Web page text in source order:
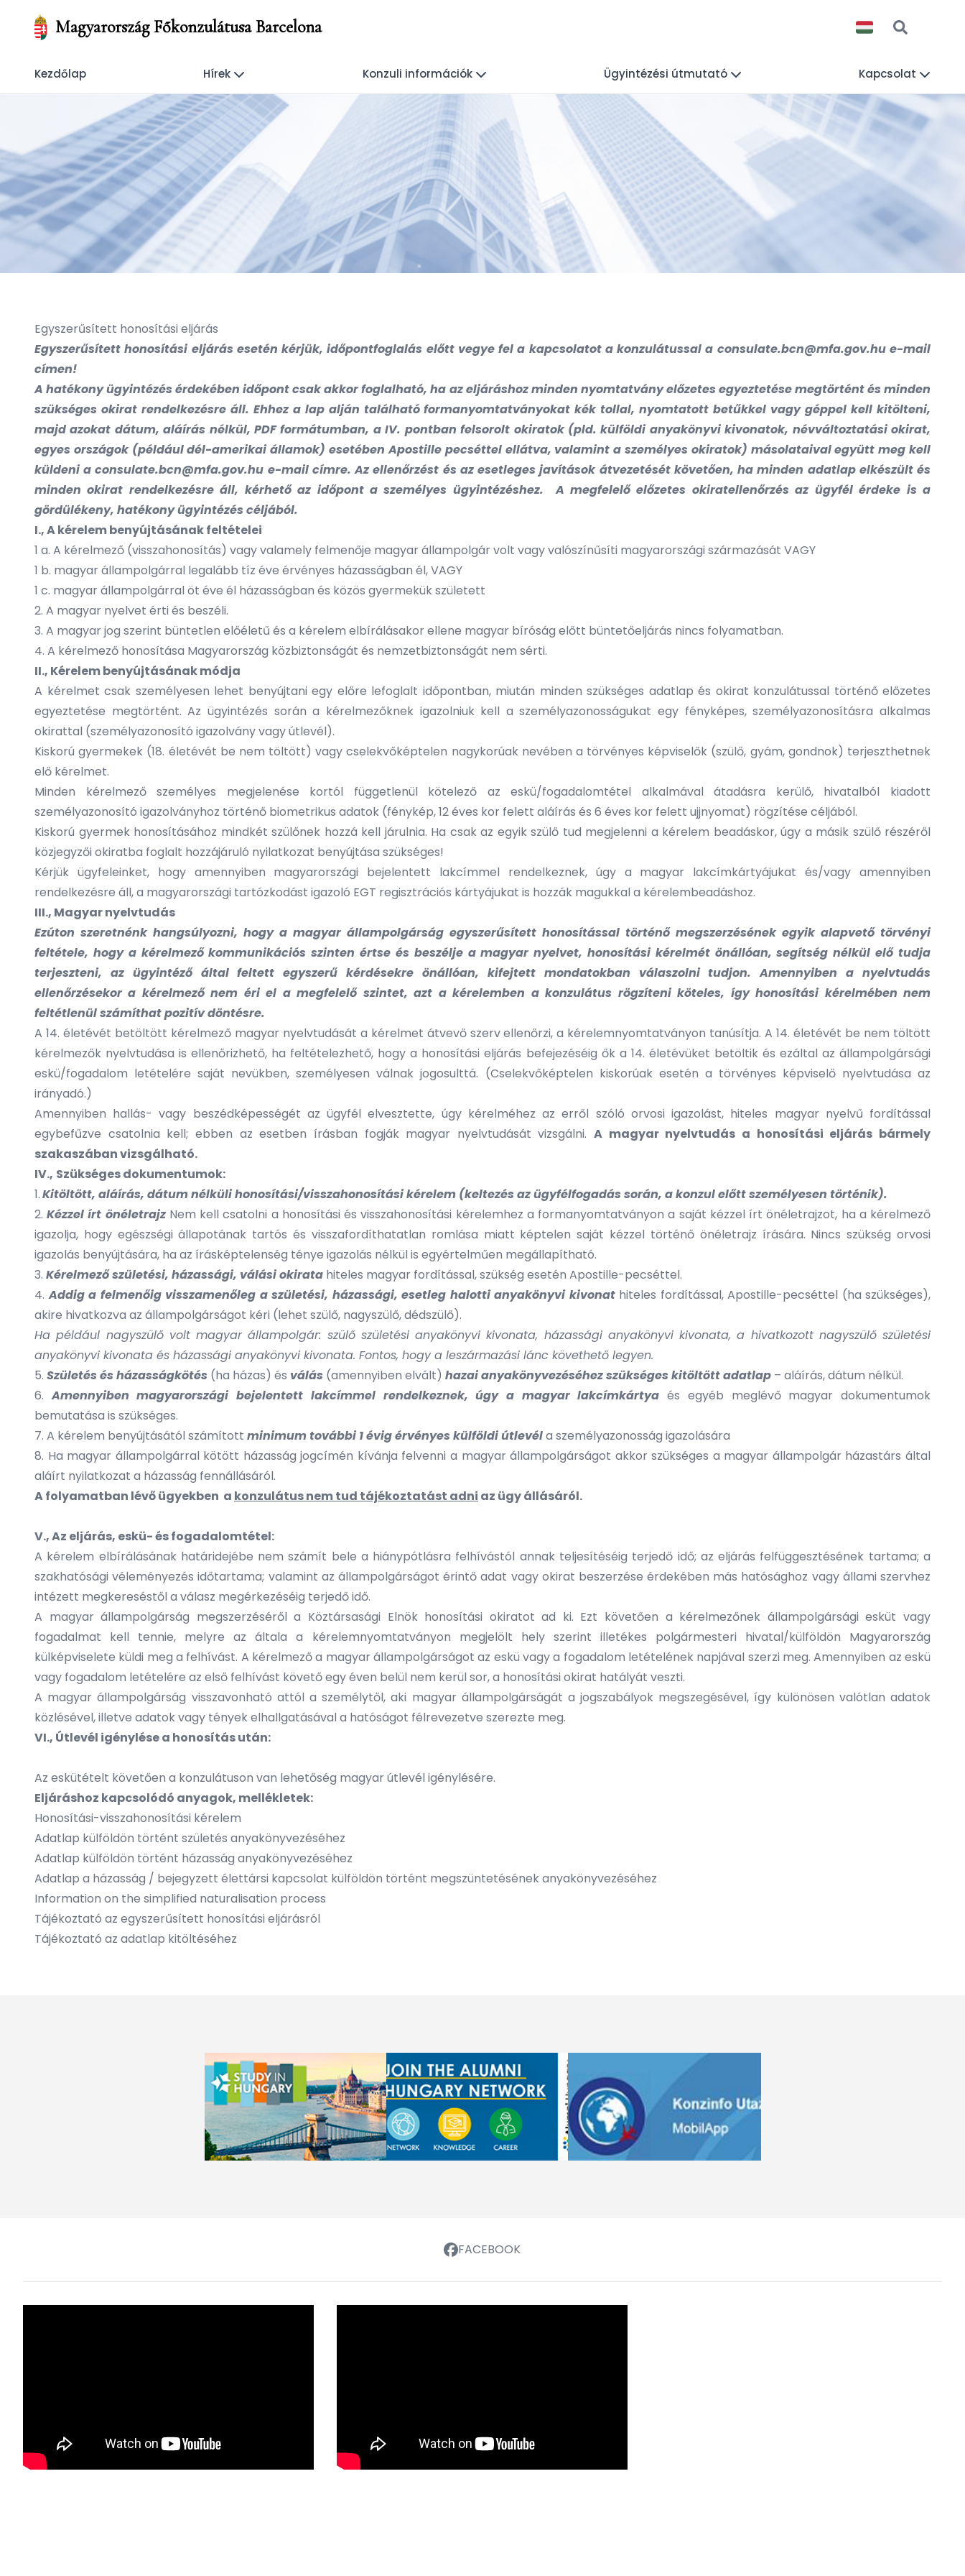
Magyarország Főkonzulátusa Barcelona
Kezdőlap Hírek Konzuli információk Ügyintézési útmutató Kapcsolat
Egyszerűsített honosítási eljárás
Egyszerűsített honosítási eljárás esetén kérjük, időpontfoglalás előtt vegye fel a kapcsolatot a konzulátussal a consulate.bcn@mfa.gov.hue-mail
címen!
A hatékony ügyintézés érdekében időpont csak akkor foglalható, ha az eljáráshoz minden nyomtatvány előzetes egyeztetése megtörtént és minden
szükséges okirat rendelkezésre áll. Ehhez a lap alján található formanyomtatványokat kék tollal, nyomtatott betűkkel vagy géppel kell kitölteni,
majd azokat dátum, aláírás nélkül, PDF formátumban, a IV. pontban felsorolt okiratok (pld. külföldi anyakönyvi kivonatok, névváltoztatási okirat,
egyes országok (például dél-amerikai államok) esetében Apostille pecséttel ellátva, valamint a személyes okiratok) másolataival együtt meg kell
küldeni aconsulate.bcn@mfa.gov.hu e-mail címre. Az ellenőrzést és az esetleges javítások átvezetését követően, ha minden adatlap elkészült és
minden okirat rendelkezésre áll, kérhető az időpont a személyes ügyintézéshez. A megfelelő előzetes okiratellenőrzés az ügyfél érdeke is a
gördülékeny, hatékony ügyintézés céljából.
I., A kérelem benyújtásának feltételei
1 a. A kérelmező (visszahonosítás) vagy valamely felmenője magyar állampolgár volt vagy valószínűsíti magyarországi származását VAGY
1 b. magyar állampolgárral legalább tíz éve érvényes házasságban él, VAGY
1 c. magyar állampolgárral öt éve él házasságban és közös gyermekük született
2. A magyar nyelvet érti és beszéli.
3. A magyar jog szerint büntetlen előéletű és a kérelem elbírálásakor ellene magyar bíróság előtt büntetőeljárás nincs folyamatban.
4. A kérelmező honosítása Magyarország közbiztonságát és nemzetbiztonságát nem sérti.
II., Kérelem benyújtásának módja
A kérelmet csak személyesen lehet benyújtani egy előre lefoglalt időpontban, miután minden szükséges adatlap és okirat konzulátussal történő előzetes
egyeztetése megtörtént. Az ügyintézés során a kérelmezőknek igazolniuk kell a személyazonosságukat egy fényképes, személyazonosításra alkalmas
okirattal (személyazonosító igazolvány vagy útlevél).
Kiskorú gyermekek (18. életévét be nem töltött) vagy cselekvőképtelen nagykorúak nevében a törvényes képviselők (szülő, gyám, gondnok) terjeszthetnek
elő kérelmet.
Minden kérelmező személyes megjelenése kortól függetlenül kötelező az eskü/fogadalomtétel alkalmával átadásra kerülő, hivatalból kiadott
személyazonosító igazolványhoz történő biometrikus adatok (fénykép, 12 éves kor felett aláírás és 6 éves kor felett ujjnyomat) rögzítése céljából.
Kiskorú gyermek honosításához mindkét szülőnek hozzá kell járulnia. Ha csak az egyik szülő tud megjelenni a kérelem beadáskor, úgy a másik szülő részéről
közjegyzői okiratba foglalt hozzájáruló nyilatkozat benyújtása szükséges!
Kérjük ügyfeleinket, hogy amennyiben magyarországi bejelentett lakcímmel rendelkeznek, úgy a magyar lakcímkártyájukat és/vagy amennyiben
rendelkezésre áll, a magyarországi tartózkodást igazoló EGT regisztrációs kártyájukat is hozzák magukkal a kérelembeadáshoz.
III., Magyar nyelvtudás
Ezúton szeretnénk hangsúlyozni, hogy a magyar állampolgárság egyszerűsített honosítással történő megszerzésének egyik alapvető törvényi
feltétele, hogy a kérelmező kommunikációs szinten értse és beszélje a magyar nyelvet, honosítási kérelmét önállóan, segítség nélkül elő tudja
terjeszteni, az ügyintéző által feltett egyszerű kérdésekre önállóan, kifejtett mondatokban válaszolni tudjon. Amennyiben a nyelvtudás
ellenőrzésekor a kérelmező nem éri el a megfelelő szintet, azt a kérelemben a konzulátus rögzíteni köteles, így honosítási kérelmében nem
feltétlenül számíthat pozitív döntésre.
A 14. életévét betöltött kérelmező magyar nyelvtudását a kérelmet átvevő szerv ellenőrzi, a kérelemnyomtatványon tanúsítja. A 14. életévét be nem töltött
kérelmezők nyelvtudása is ellenőrizhető, ha feltételezhető, hogy a honosítási eljárás befejezéséig ők a 14. életévüket betöltik és ezáltal az állampolgársági
eskü/fogadalom letételére saját nevükben, személyesen válnak jogosulttá. (Cselekvőképtelen kiskorúak esetén a törvényes képviselő nyelvtudása az
irányadó.)
Amennyiben hallás- vagy beszédképességét az ügyfél elvesztette, úgy kérelméhez az erről szóló orvosi igazolást, hiteles magyar nyelvű fordítással
egybefűzve csatolnia kell; ebben az esetben írásban fogják magyar nyelvtudását vizsgálni.A magyar nyelvtudás a honosítási eljárás bármely
szakaszában vizsgálható.
IV., Szükséges dokumentumok:
1.Kitöltött, aláírás, dátum nélküli honosítási/visszahonosítási kérelem (keltezés az ügyfélfogadás során, a konzul előtt személyesen történik).
2. Kézzel írt önéletrajz Nem kell csatolni a honosítási és visszahonosítási kérelemhez a formanyomtatványon a saját kézzel írt önéletrajzot, ha a kérelmező
igazolja, hogy egészségi állapotának tartós és visszafordíthatatlan romlása miatt képtelen saját kézzel történő önéletrajz írására. Nincs szükség orvosi
igazolás benyújtására, ha az írásképtelenség ténye igazolás nélkül is egyértelműen megállapítható.
3. Kérelmező születési, házassági, válási okirata hiteles magyar fordítással, szükség esetén Apostille-pecséttel.
4.Addig a felmenőig visszamenőleg a születési, házassági, esetleg halotti anyakönyvi kivonathiteles fordítással, Apostille-pecséttel (ha szükséges),
akire hivatkozva az állampolgárságot kéri (lehet szülő, nagyszülő, dédszülő).
Ha például nagyszülő volt magyar állampolgár: szülő születési anyakönyvi kivonata, házassági anyakönyvi kivonata, a hivatkozott nagyszülő születési
anyakönyvi kivonata és házassági anyakönyvi kivonata. Fontos, hogy a leszármazási lánc követhető legyen.
5. Születés és házasságkötés (ha házas) és válás (amennyiben elvált) hazai anyakönyvezéséhez szükséges kitöltött adatlap – aláírás, dátum nélkül.
6.Amennyiben magyarországi bejelentett lakcímmel rendelkeznek, úgy a magyar lakcímkártya és egyéb meglévő magyar dokumentumok
bemutatása is szükséges.
7. A kérelem benyújtásától számított minimum további 1 évig érvényes külföldi útlevéla személyazonosság igazolására
8. Ha magyar állampolgárral kötött házasság jogcímén kívánja felvenni a magyar állampolgárságot akkor szükséges a magyar állampolgár házastárs által
aláírt nyilatkozat a házasság fennállásáról.
A folyamatban lévő ügyekben a konzulátus nem tud tájékoztatást adni az ügy állásáról.
V., Az eljárás, eskü- és fogadalomtétel:
A kérelem elbírálásának határidejébe nem számít bele a hiánypótlásra felhívástól annak teljesítéséig terjedő idő; az eljárás felfüggesztésének tartama; a
szakhatósági véleményezés időtartama; valamint az állampolgárságot érintő adat vagy okirat beszerzése érdekében más hatósághoz vagy állami szervhez
intézett megkereséstől a válasz megérkezéséig terjedő idő.
A magyar állampolgárság megszerzéséről a Köztársasági Elnök honosítási okiratot ad ki. Ezt követően a kérelmezőnek állampolgársági esküt vagy
fogadalmat kell tennie, melyre az általa a kérelemnyomtatványon megjelölt hely szerint illetékes polgármesteri hivatal/külföldön Magyarország
külképviselete küldi meg a felhívást. A kérelmező a magyar állampolgárságot az eskü vagy a fogadalom letételének napjával szerzi meg. Amennyiben az eskü
vagy fogadalom letételére az első felhívást követő egy éven belül nem kerül sor, a honosítási okirat hatályát veszti.
A magyar állampolgárság visszavonható attól a személytől, aki magyar állampolgárságát a jogszabályok megszegésével, így különösen valótlan adatok
közlésével, illetve adatok vagy tények elhallgatásával a hatóságot félrevezetve szerezte meg.
VI., Útlevél igénylése a honosítás után:
Az eskütételt követően a konzulátuson van lehetőség magyar útlevél igénylésére.
Eljáráshoz kapcsolódó anyagok, mellékletek:
Honosítási-visszahonosítási kérelem
Adatlap külföldön történt születés anyakönyvezéséhez
Adatlap külföldön történt házasság anyakönyvezéséhez
Adatlap a házasság / bejegyzett élettársi kapcsolat külföldön történt megszüntetésének anyakönyvezéséhez
Information on the simplified naturalisation process
Tájékoztató az egyszerűsített honosítási eljárásról
Tájékoztató az adatlap kitöltéséhez
FACEBOOK